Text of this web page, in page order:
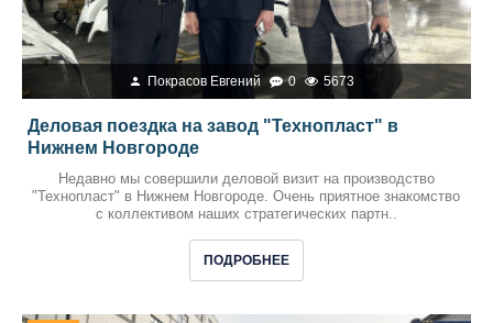
Покрасов Евгений 0 5673
Деловая поездка на завод "Технопласт" в
Нижнем Новгороде
Недавно мы совершили деловой визит на производство
"Технопласт" в Нижнем Новгороде. Очень приятное знакомство
с коллективом наших стратегических партн..
ПОДРОБНЕЕ